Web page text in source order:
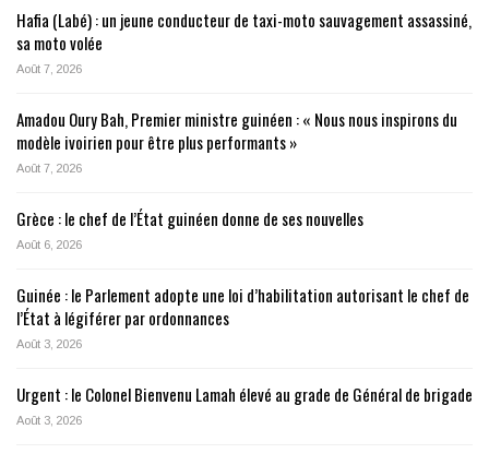
Hafia (Labé) : un jeune conducteur de taxi-moto sauvagement assassiné,
sa moto volée
Août 7, 2026
Amadou Oury Bah, Premier ministre guinéen : « Nous nous inspirons du
modèle ivoirien pour être plus performants »
Août 7, 2026
Grèce : le chef de l’État guinéen donne de ses nouvelles
Août 6, 2026
Guinée : le Parlement adopte une loi d’habilitation autorisant le chef de
l’État à légiférer par ordonnances
Août 3, 2026
Urgent : le Colonel Bienvenu Lamah élevé au grade de Général de brigade
Août 3, 2026